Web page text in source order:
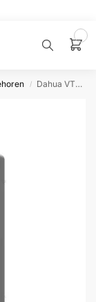
/ Dahua VTM05R Regenkap Opbouw t.b.v. VTO2202